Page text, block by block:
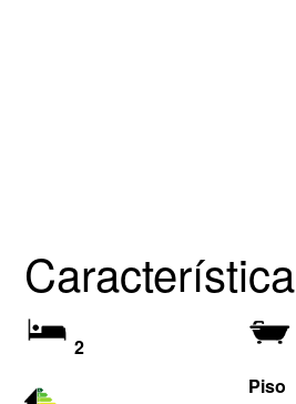
Característica
2
Piso